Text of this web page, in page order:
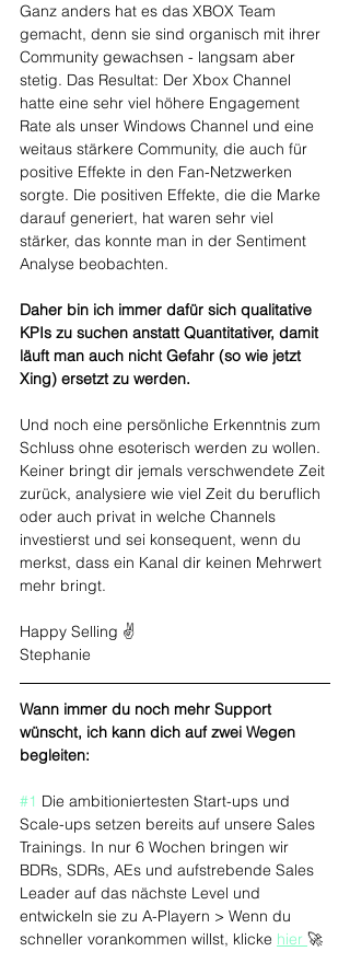
Ganz anders hat es das XBOX Team
gemacht, denn sie sind organisch mit ihrer
Community gewachsen - langsam aber
stetig. Das Resultat: Der Xbox Channel
hatte eine sehr viel höhere Engagement
Rate als unser Windows Channel und eine
weitaus stärkere Community, die auch für
positive Effekte in den Fan-Netzwerken
sorgte. Die positiven Effekte, die die Marke
darauf generiert, hat waren sehr viel
stärker, das konnte man in der Sentiment
Analyse beobachten.
Daher bin ich immer dafür sich qualitative
KPIs zu suchen anstatt Quantitativer, damit
läuft man auch nicht Gefahr (so wie jetzt
Xing) ersetzt zu werden.
Und noch eine persönliche Erkenntnis zum
Schluss ohne esoterisch werden zu wollen.
Keiner bringt dir jemals verschwendete Zeit
zurück, analysiere wie viel Zeit du beruflich
oder auch privat in welche Channels
investierst und sei konsequent, wenn du
merkst, dass ein Kanal dir keinen Mehrwert
mehr bringt.
Happy Selling ‍✌️
Stephanie
Wann immer du noch mehr Support
wünscht, ich kann dich auf zwei Wegen
begleiten:
#1 Die ambitioniertesten Start-ups und
Scale-ups setzen bereits auf unsere Sales
Trainings. In nur 6 Wochen bringen wir
BDRs, SDRs, AEs und aufstrebende Sales
Leader auf das nächste Level und
entwickeln sie zu A-Playern > Wenn du
schneller vorankommen willst, klicke hier 🚀